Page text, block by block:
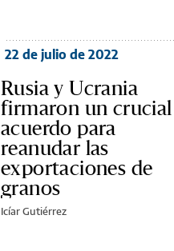
22 de julio de 2022
Rusia y Ucrania
firmaron un crucial
acuerdo para
reanudar las
exportaciones de
granos
Icíar Gutiérrez